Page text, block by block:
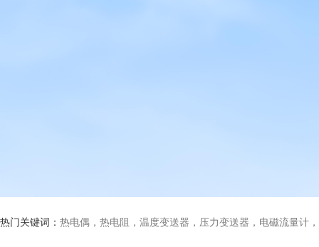
热门关键词： 热电偶，热电阻，温度变送器，压力变送器，电磁流量计，